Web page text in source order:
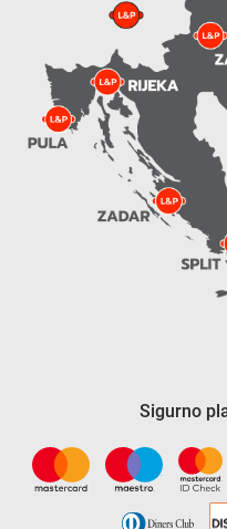
Sigurno